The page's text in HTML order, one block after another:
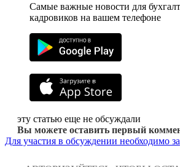
Самые важные новости для
кадровиков на вашем телефоне
эту статью еще не обсуждали
Вы можете оставить первый
Для участия в обсуждении необходимо